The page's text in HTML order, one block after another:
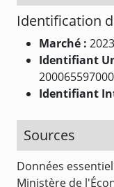
Identification
Marché :
Identifiant
Identifiant
Sources
Données
Ministère de